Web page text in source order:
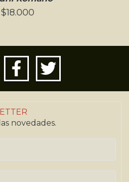
$18.000
novedades.